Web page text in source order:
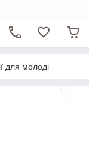
для молоді